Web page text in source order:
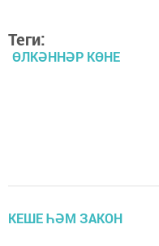
Теги:
ӨЛКӘННӘР КӨНЕ
КЕШЕ ҺӘМ ЗАКОН